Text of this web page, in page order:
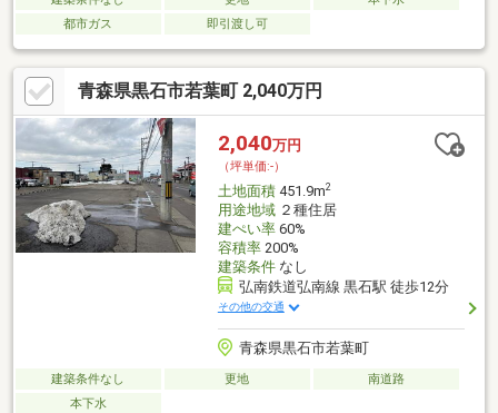
都市ガス
即引渡し可
青森県黒石市若葉町 2,040万円
2,040万円
（坪単価:-）
土地面積451.9m2
用途地域２種住居
建ぺい率60%
容積率200%
建築条件なし
弘南鉄道弘南線 黒石駅 徒歩12分
その他の交通
青森県黒石市若葉町
建築条件なし 更地
南道路
本下水